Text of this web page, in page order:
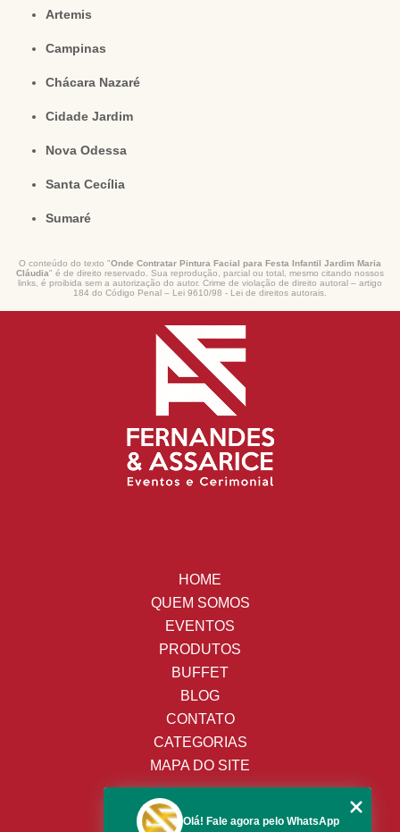
Artemis
Campinas
Chácara Nazaré
Cidade Jardim
Nova Odessa
Santa Cecília
Sumaré
O conteúdo do texto "Onde Contratar Pintura Facial para Festa Infantil Jardim Maria
Cláudia" é de direito reservado. Sua reprodução, parcial ou total, mesmo citando nossos
links, é proibida sem a autorização do autor. Crime de violação de direito autoral – artigo
184 do Código Penal – Lei 9610/98 - Lei de direitos autorais
HOME
QUEM SOMOS
EVENTOS
PRODUTOS
BUFFET
BLOG
CONTATO
CATEGORIAS
MAPA DO SITE
(19) 3428-8443
Olá! Fale agora pelo WhatsApp